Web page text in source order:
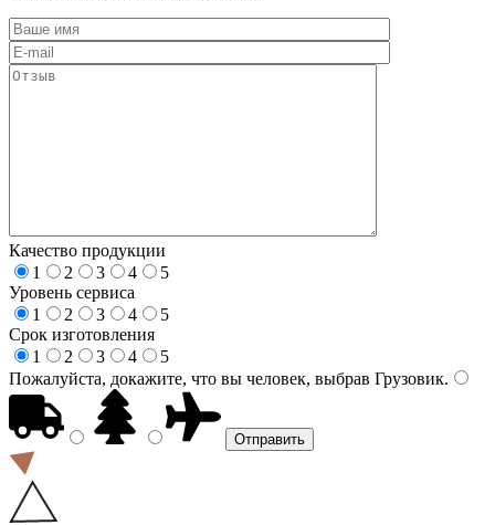
Качество продукции
1
2 3 4
5
Уровень сервиса
1
2 3 4
5
Срок изготовления
1
2 3 4
5
Пожалуйста, докажите, что вы человек, выбрав Грузовик.